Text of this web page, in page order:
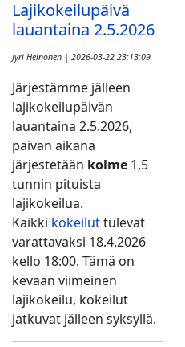
Lajikokeilupäivä
lauantaina 2.5.2026
Jyri Heinonen | 2026-03-22 23:13:09
Järjestämme jälleen
lajikokeilupäivän
lauantaina 2.5.2026,
päivän aikana
järjestetään kolme 1,5
tunnin pituista
lajikokeilua.
Kaikki kokeiluttulevat
varattavaksi 18.4.2026
kello 18:00. Tämä on
kevään viimeinen
lajikokeilu, kokeilut
jatkuvat jälleen syksyllä.